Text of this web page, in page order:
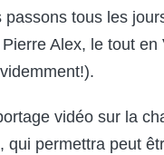
passons tous les
Pierre Alex, le tout en
vidéo sur la
qui permettra peut